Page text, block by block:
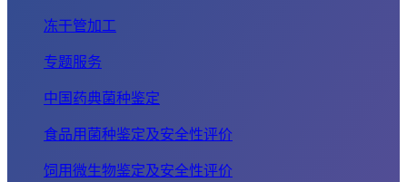
冻干管加工
专题服务
中国药典菌种鉴定
食品用菌种鉴定及安全性评价
饲用微生物鉴定及安全性评价